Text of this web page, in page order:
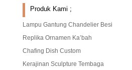
Produk Kami ;
Lampu Gantung Chandelier Besi
Replika Ornamen Ka’bah
Chafing Dish Custom
Kerajinan Sculpture Tembaga